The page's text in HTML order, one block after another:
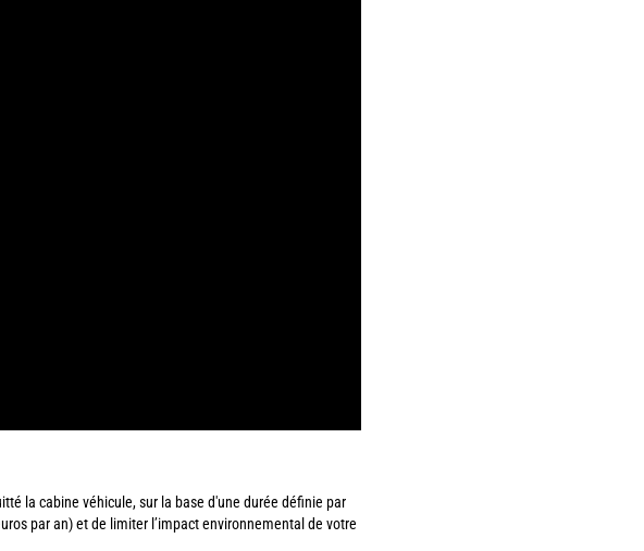
la cabine véhicule, sur la base d'une durée définie par
par an) et de limiter l’impact environnemental de votre